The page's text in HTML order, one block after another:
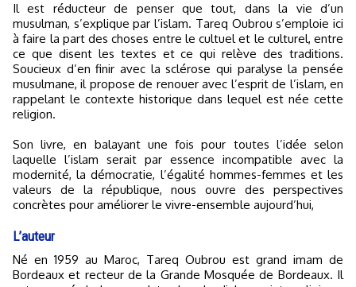
Il est réducteur de penser que tout, dans la vie d’un
musulman, s’explique par l’islam. Tareq Oubrou s’emploie ici
à faire la part des choses entre le cultuel et le culturel, entre
ce que disent les textes et ce qui relève des traditions.
Soucieux d’en finir avec la sclérose qui paralyse la pensée
musulmane, il propose de renouer avec l’esprit de l’islam, en
rappelant le contexte historique dans lequel est née cette
religion.
Son livre, en balayant une fois pour toutes l’idée selon
laquelle l’islam serait par essence incompatible avec la
modernité, la démocratie, l’égalité hommes-femmes et les
valeurs de la république, nous ouvre des perspectives
concrètes pour améliorer le vivre-ensemble aujourd’hui,
L’auteur
Né en 1959 au Maroc, Tareq Oubrou est grand imam de
Bordeaux et recteur de la Grande Mosquée de Bordeaux. Il